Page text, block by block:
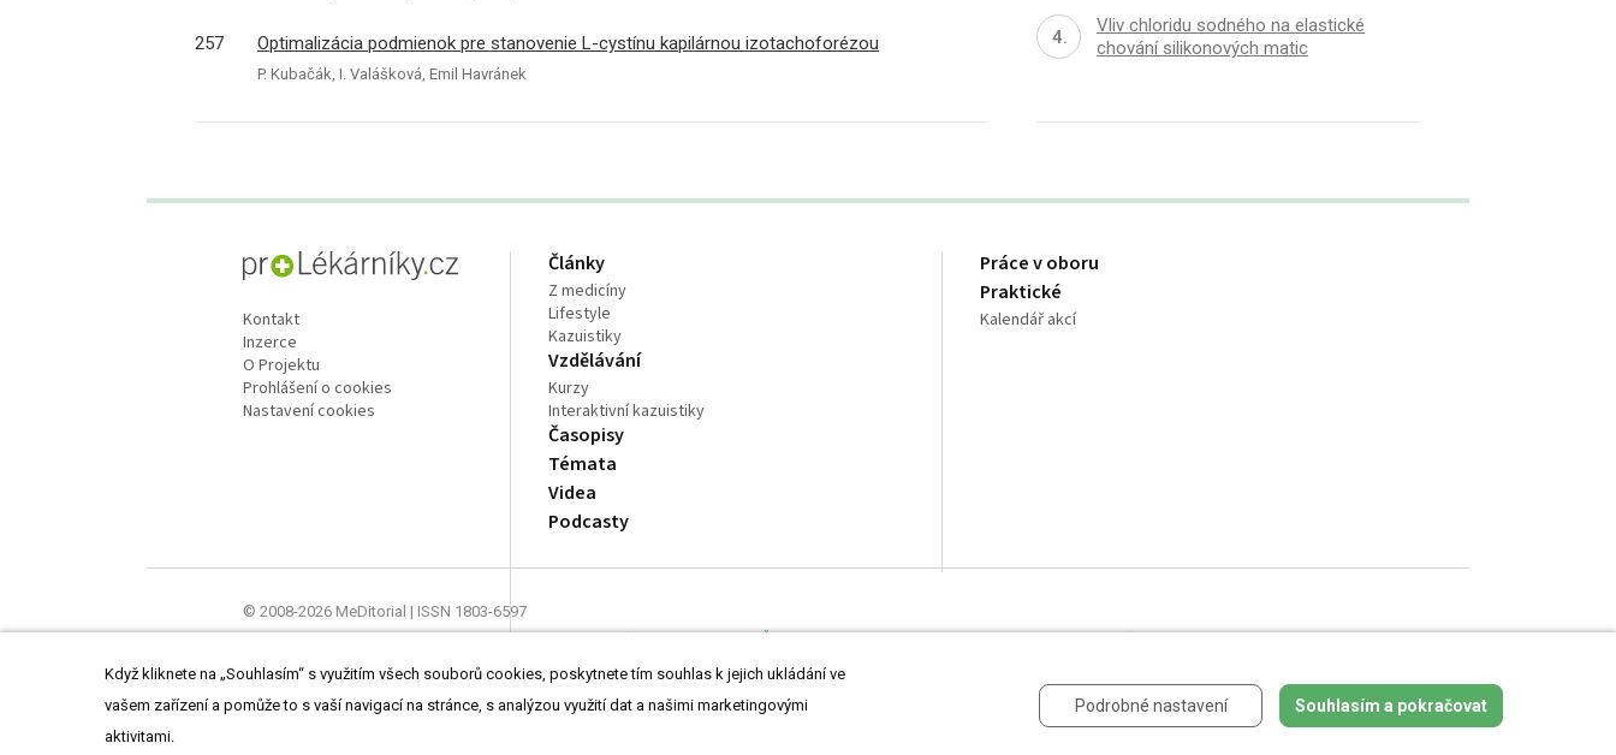
257 Optimalizácia podmienok pre stanovenie L-cystínu kapilárnou izotachoforézou
P. Kubačák, I. Valášková, Emil Havránek
Vliv chloridu sodného na elastické
chování silikonových matic
Kontakt
Inzerce
O Projektu
Prohlášení o cookies
Nastavení cookies
Články
Z medicíny
Lifestyle
Kazuistiky
Vzdělávání
Kurzy
Interaktivní kazuistiky
Časopisy
Témata
Videa
Podcasty
Práce v oboru
Praktické
Kalendář akcí
© 2008-2026 MeDitorial | ISSN 1803-6597
Když kliknete na „Souhlasím“ s využitím všech souborů cookies, poskytnete tím souhlas k jejich ukládání ve
vašem zařízení a pomůže to s vaší navigací na stránce, s analýzou využití dat a našimi marketingovými
aktivitami.
Podrobné nastavení Souhlasím a pokračovat